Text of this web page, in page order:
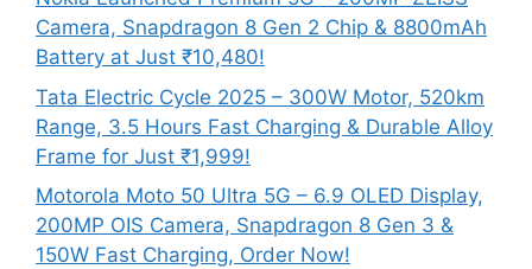
Camera, Snapdragon 8 Gen 2 Chip & 8800mAh
Battery at Just ₹10,480!
Tata Electric Cycle 2025 – 300W Motor, 520km
Range, 3.5 Hours Fast Charging & Durable Alloy
Frame for Just ₹1,999!
Motorola Moto 50 Ultra 5G – 6.9 OLED Display,
200MP OIS Camera, Snapdragon 8 Gen 3 &
150W Fast Charging, Order Now!